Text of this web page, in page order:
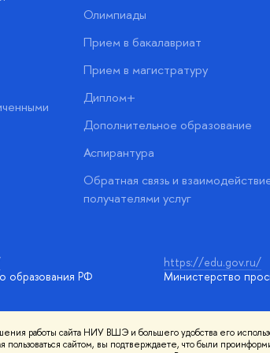
работы сайта НИУ ВШЭ и большего удобства его
пользоваться сайтом, вы подтверждаете, что были
Олимпиады
Прием в бакалавриат
Прием в магистратуру
Диплом+
Дополнительное образование
Аспирантура
Обратная связь и
получателями услуг
образования РФ
https://edu.gov.ru/
Министерство
Условия использования материаловПолитика
вШколе дизайна НИУ ВШЭ